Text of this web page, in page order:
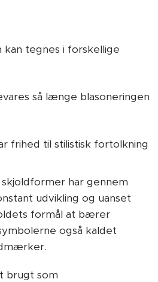
kan tegnes i forskellige
så længe blasoneringen
frihed til stilistisk fortolkning
har gennem
udvikling og uanset
formål at bærer
også kaldet
brugt som